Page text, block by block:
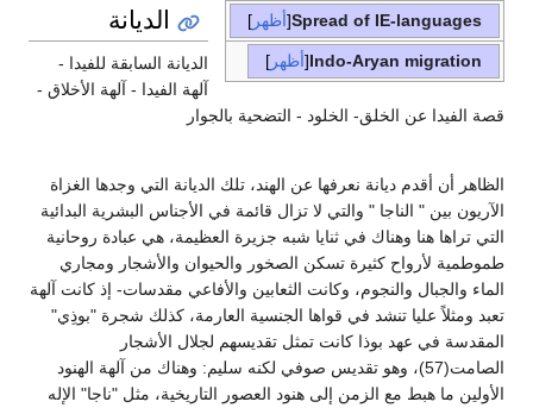
أظهر Spread of IE-languages
أظهر Indo-Aryan migration
الديانة
الديانة السابقة للفيدا -
آلهة الفيدا - آلهة الأخلاق -
قصة الفيدا عن الخلق- الخلود - التضحية بالجوار
الظاهر أن أقدم ديانة نعرفها عن الهند، تلك الديانة التي وجدها الغزاة
الآريون بين " الناجا " والتي لا تزال قائمة في الأجناس البشرية البدائية
التي تراها هنا وهناك في ثنايا شبه جزيرة العظيمة، هي عبادة روحانية
طموطمية لأرواح كثيرة تسكن الصخور والحيوان والأشجار ومجاري
الماء والجبال والنجوم، وكانت الثعابين والأفاعي مقدسات- إذ كانت آلهة
تعبد ومثلاً عليا تنشد في قواها الجنسية العارمة، كذلك شجرة "بوذِي"
المقدسة في عهد بوذا كانت تمثل تقديسهم لجلال الأشجار
الصامت(57)، وهو تقديس صوفي لكنه سليم: وهناك من آلهة الهنود
الأولين ما هبط مع الزمن إلى هنود العصور التاريخية، مثل "ناجا" الإله